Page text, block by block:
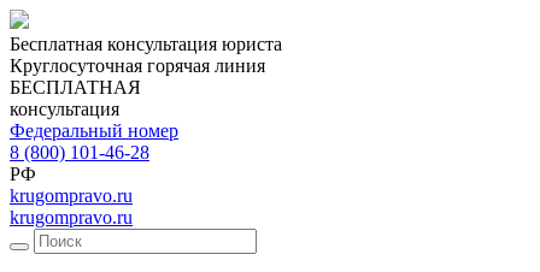
Бесплатная консультация юриста
Круглосуточная горячая линия
БЕСПЛАТНАЯ
консультация
Федеральный номер
8 (800) 101-46-28
РФ
krugompravo.ru
krugompravo.ru